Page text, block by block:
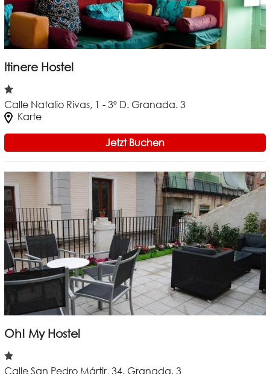
Itinere Hostel
Calle Natalio Rivas, 1 - 3º D. Granada. 3
Karte
Jetzt Buchen
Oh! My Hostel
Calle San Pedro Mártir, 34. Granada. 3